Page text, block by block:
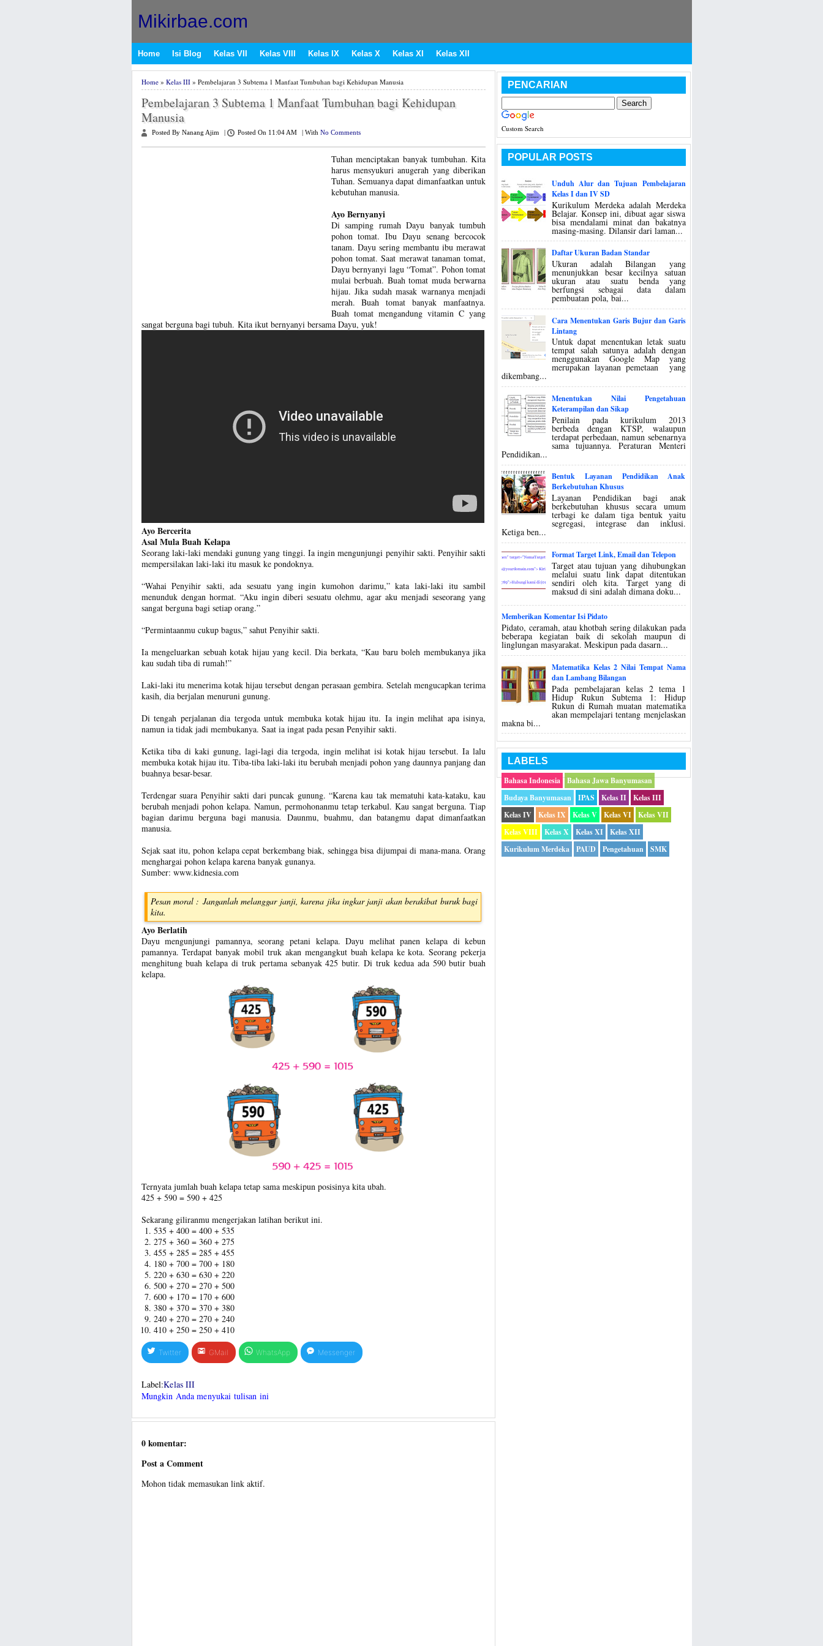
Mikirbae.com
Home Isi Blog Kelas VII Kelas VIII Kelas IX Kelas X Kelas XI Kelas XII
Home» Kelas III» Pembelajaran 3 Subtema 1 Manfaat Tumbuhan bagi Kehidupan Manusia
Pembelajaran 3 Subtema 1 Manfaat Tumbuhan bagi Kehidupan
Manusia
Posted By Nanang Ajim Posted On 11:04 AM With No Comments
Tuhan menciptakan banyak tumbuhan. Kita
harus mensyukuri anugerah yang diberikan
Tuhan. Semuanya dapat dimanfaatkan untuk
kebutuhan manusia.
Ayo Bernyanyi
Di samping rumah Dayu banyak tumbuh
pohon tomat. Ibu Dayu senang bercocok
tanam. Dayu sering membantu ibu merawat
pohon tomat. Saat merawat tanaman tomat,
Dayu bernyanyi lagu “Tomat”. Pohon tomat
mulai berbuah. Buah tomat muda berwarna
hijau. Jika sudah masak warnanya menjadi
merah. Buah tomat banyak manfaatnya.
Buah tomat mengandung vitamin C yang
sangat berguna bagi tubuh. Kita ikut bernyanyi bersama Dayu, yuk!
Ayo Bercerita
Asal Mula Buah Kelapa
Seorang laki-laki mendaki gunung yang tinggi. Ia ingin mengunjungi penyihir sakti. Penyihir sakti
mempersilakan laki-laki itu masuk ke pondoknya.
“Wahai Penyihir sakti, ada sesuatu yang ingin kumohon darimu,” kata laki-laki itu sambil
menunduk dengan hormat. “Aku ingin diberi sesuatu olehmu, agar aku menjadi seseorang yang
sangat berguna bagi setiap orang.”
“Permintaanmu cukup bagus,” sahut Penyihir sakti.
Ia mengeluarkan sebuah kotak hijau yang kecil. Dia berkata, “Kau baru boleh membukanya jika
kau sudah tiba di rumah!”
Laki-laki itu menerima kotak hijau tersebut dengan perasaan gembira. Setelah mengucapkan terima
kasih, dia berjalan menuruni gunung.
Di tengah perjalanan dia tergoda untuk membuka kotak hijau itu. Ia ingin melihat apa isinya,
namun ia tidak jadi membukanya. Saat ia ingat pada pesan Penyihir sakti.
Ketika tiba di kaki gunung, lagi-lagi dia tergoda, ingin melihat isi kotak hijau tersebut. Ia lalu
membuka kotak hijau itu. Tiba-tiba laki-laki itu berubah menjadi pohon yang daunnya panjang dan
buahnya besar-besar.
Terdengar suara Penyihir sakti dari puncak gunung. “Karena kau tak mematuhi kata-kataku, kau
berubah menjadi pohon kelapa. Namun, permohonanmu tetap terkabul. Kau sangat berguna. Tiap
bagian darimu berguna bagi manusia. Daunmu, buahmu, dan batangmu dapat dimanfaatkan
manusia.
Sejak saat itu, pohon kelapa cepat berkembang biak, sehingga bisa dijumpai di mana-mana. Orang
menghargai pohon kelapa karena banyak gunanya.
Sumber: www.kidnesia.com
Pesan moral : Janganlah melanggar janji, karena jika ingkar janji akan berakibat buruk bagi
kita.
Ayo Berlatih
Dayu mengunjungi pamannya, seorang petani kelapa. Dayu melihat panen kelapa di kebun
pamannya. Terdapat banyak mobil truk akan mengangkut buah kelapa ke kota. Seorang pekerja
menghitung buah kelapa di truk pertama sebanyak 425 butir. Di truk kedua ada 590 butir buah
kelapa.
Ternyata jumlah buah kelapa tetap sama meskipun posisinya kita ubah.
425 + 590 = 590 + 425
Sekarang giliranmu mengerjakan latihan berikut ini.
535 + 400 = 400 + 535
275 + 360 = 360 + 275
455 + 285 = 285 + 455
180 + 700 = 700 + 180
220 + 630 = 630 + 220
500 + 270 = 270 + 500
600 + 170 = 170 + 600
380 + 370 = 370 + 380
240 + 270 = 270 + 240
410 + 250 = 250 + 410
Twitter GMail WhatsApp Messenger
Label:Kelas III
Mungkin Anda menyukai tulisan ini
0 komentar:
Post a Comment
Mohon tidak memasukan link aktif.
PENCARIAN
Custom Search
POPULAR POSTS
Unduh Alur dan Tujuan Pembelajaran
Kelas I dan IV SD
Kurikulum Merdeka adalah Merdeka
Belajar. Konsep ini, dibuat agar siswa
bisa mendalami minat dan bakatnya
masing-masing. Dilansir dari laman...
Daftar Ukuran Badan Standar
Ukuran adalah Bilangan yang
menunjukkan besar kecilnya satuan
ukuran atau suatu benda yang
berfungsi sebagai data dalam
pembuatan pola, bai...
Cara Menentukan Garis Bujur dan Garis
Lintang
Untuk dapat menentukan letak suatu
tempat salah satunya adalah dengan
menggunakan Google Map yang
merupakan layanan pemetaan yang
dikembang...
Menentukan Nilai Pengetahuan
Keterampilan dan Sikap
Penilain pada kurikulum 2013
berbeda dengan KTSP, walaupun
terdapat perbedaan, namun sebenarnya
sama tujuannya. Peraturan Menteri
Pendidikan...
Bentuk Layanan Pendidikan Anak
Berkebutuhan Khusus
Layanan Pendidikan bagi anak
berkebutuhan khusus secara umum
terbagi ke dalam tiga bentuk yaitu
segregasi, integrase dan inklusi.
Ketiga ben...
Format Target Link, Email dan Telepon
Target atau tujuan yang dihubungkan
melalui suatu link dapat ditentukan
sendiri oleh kita. Target yang di
maksud di sini adalah dimana doku...
Memberikan Komentar Isi Pidato
Pidato, ceramah, atau khotbah sering dilakukan pada
beberapa kegiatan baik di sekolah maupun di
linglungan masyarakat. Meskipun pada dasarn...
Matematika Kelas 2 Nilai Tempat Nama
dan Lambang Bilangan
Pada pembelajaran kelas 2 tema 1
Hidup Rukun Subtema 1: Hidup
Rukun di Rumah muatan matematika
akan mempelajari tentang menjelaskan
makna bi...
LABELS
Bahasa Indonesia
Bahasa Jawa Banyumasan
Budaya Banyumasan
IPAS Kelas II
Kelas III
Kelas IV
Kelas IX Kelas V Kelas VI
Kelas VII
Kelas VIII
Kelas X Kelas XI
Kelas XII
Kurikulum Merdeka
PAUD Pengetahuan SMK